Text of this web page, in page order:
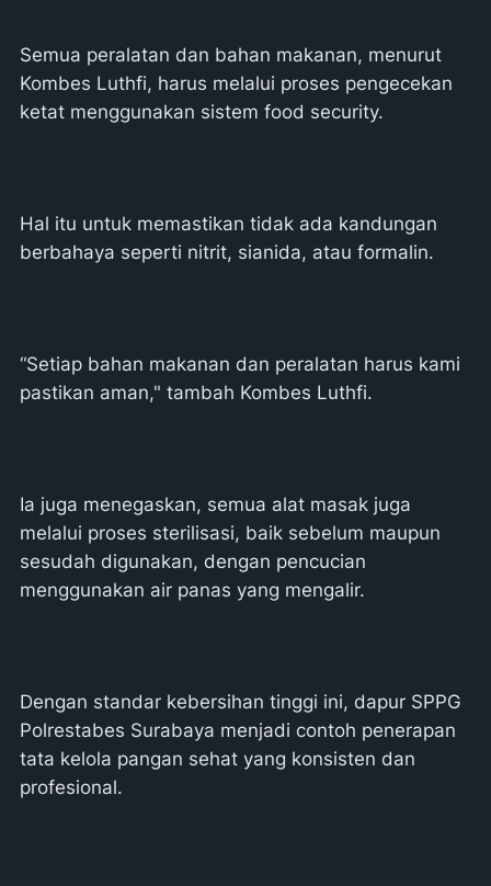
Semua peralatan dan bahan makanan, menurut
Kombes Luthfi, harus melalui proses pengecekan
ketat menggunakan sistem food security.
Hal itu untuk memastikan tidak ada kandungan
berbahaya seperti nitrit, sianida, atau formalin.
“Setiap bahan makanan dan peralatan harus kami
pastikan aman," tambah Kombes Luthfi.
Ia juga menegaskan, semua alat masak juga
melalui proses sterilisasi, baik sebelum maupun
sesudah digunakan, dengan pencucian
menggunakan air panas yang mengalir.
Dengan standar kebersihan tinggi ini, dapur SPPG
Polrestabes Surabaya menjadi contoh penerapan
tata kelola pangan sehat yang konsisten dan
profesional.